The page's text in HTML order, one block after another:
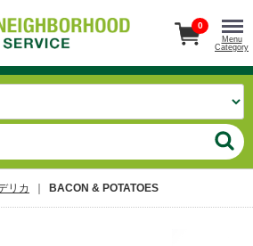
0
Menu
Category
リカ BACON & POTATOES